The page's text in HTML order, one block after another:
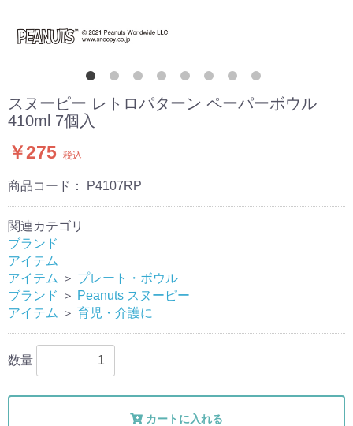
スヌーピー レトロパターン ペーパーボウル
410ml 7個入
￥275 税込
商品コード： P4107RP
関連カテゴリ
ブランド
アイテム
アイテム ＞ プレート・ボウル
ブランド ＞ Peanuts スヌーピー
アイテム ＞ 育児・介護に
数量
カートに入れる